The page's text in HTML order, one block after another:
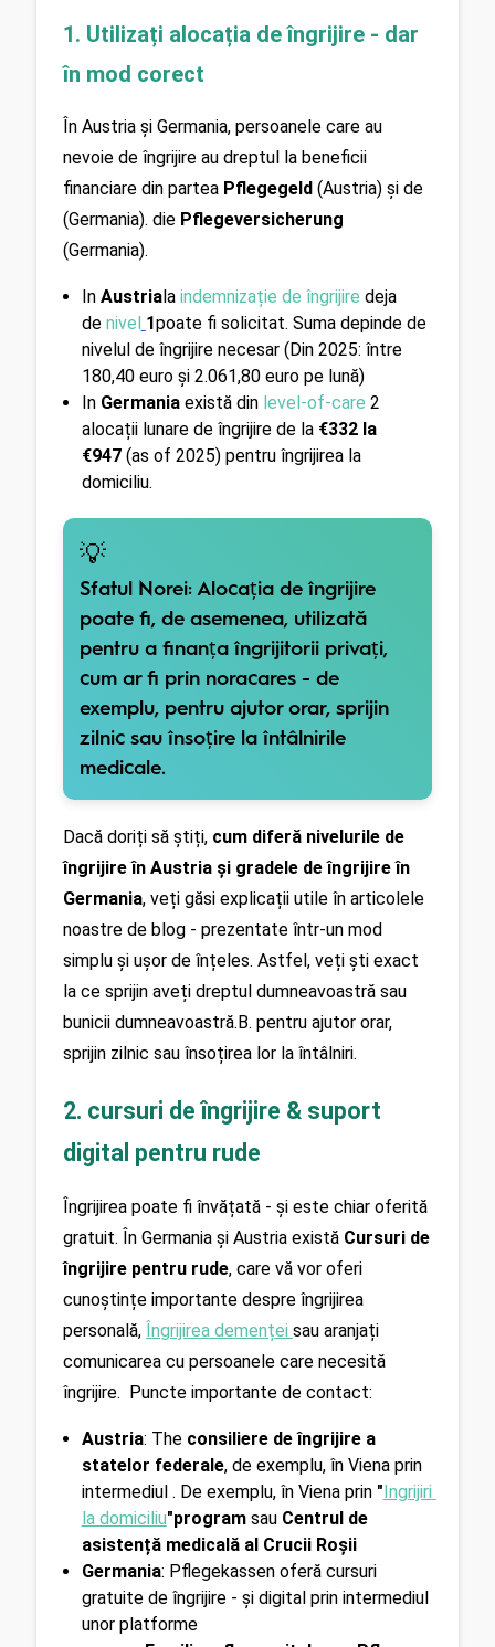
1. Utilizați alocația de îngrijire - dar
în mod corect
În Austria și Germania, persoanele care au
nevoie de îngrijire au dreptul la beneficii
financiare din partea Pflegegeld (Austria) și de
(Germania). die Pflegeversicherung
(Germania).
In Austriala indemnizație de îngrijire deja
de nivel 1poate fi solicitat. Suma depinde de
nivelul de îngrijire necesar (Din 2025: între
180,40 euro și 2.061,80 euro pe lună)
In Germania există din level-of-care 2
alocații lunare de îngrijire de la €332 la
€947 (as of 2025) pentru îngrijirea la
domiciliu.
💡
Sfatul Norei:Alocația de îngrijire
poate fi, de asemenea, utilizată
pentru a finanța îngrijitorii privați,
cum ar fi prin noracares - de
exemplu, pentru ajutor orar, sprijin
zilnic sau însoțire la întâlnirile
medicale.
Dacă doriți să știți, cum diferă nivelurile de
îngrijire în Austria și gradele de îngrijire în
Germania, veți găsi explicații utile în articolele
noastre de blog - prezentate într-un mod
simplu și ușor de înțeles. Astfel, veți ști exact
la ce sprijin aveți dreptul dumneavoastră sau
bunicii dumneavoastră.B. pentru ajutor orar,
sprijin zilnic sau însoțirea lor la întâlniri.
2. cursuri de îngrijire & suport
digital pentru rude
Îngrijirea poate fi învățată - și este chiar oferită
gratuit. În Germania și Austria există Cursuri de
îngrijire pentru rude, care vă vor oferi
cunoștințe importante despre îngrijirea
personală, Îngrijirea demenței sau aranjați
comunicarea cu persoanele care necesită
îngrijire.  Puncte importante de contact:
Austria: The consiliere de îngrijire a
statelor federale, de exemplu, în Viena prin
intermediul . De exemplu, în Viena prin "Ingrijiri
la domiciliu"program sau Centrul de
asistență medicală al Crucii Roșii
Germania: Pflegekassen oferă cursuri
gratuite de îngrijire - și digital prin intermediul
unor platforme